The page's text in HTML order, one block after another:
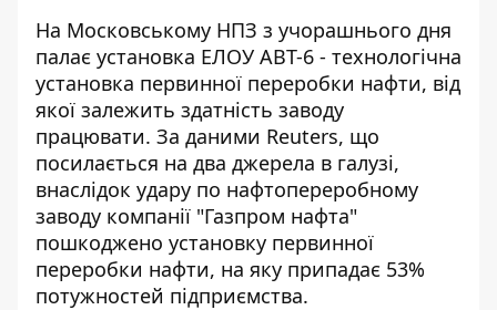
На Московському НПЗ з учорашнього дня
палає установка ЕЛОУ АВТ-6 - технологічна
установка первинної переробки нафти, від
якої залежить здатність заводу
працювати. За даними Reuters, що
посилається на два джерела в галузі,
внаслідок удару по нафтопереробному
заводу компанії "Газпром нафта"
пошкоджено установку первинної
переробки нафти, на яку припадає 53%
потужностей підприємства.